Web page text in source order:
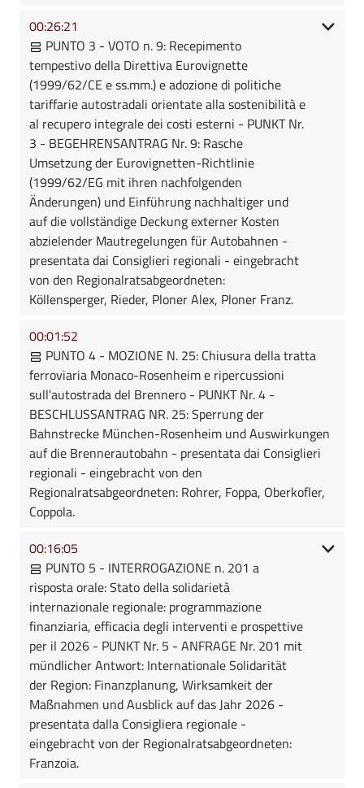
00:26:21
PUNTO 3 - VOTO n. 9: Recepimento
tempestivo della Direttiva Eurovignette
(1999/62/CE e ss.mm.) e adozione di politiche
tariffarie autostradali orientate alla sostenibilità e
al recupero integrale dei costi esterni - PUNKT Nr.
3 - BEGEHRENSANTRAG Nr. 9: Rasche
Umsetzung der Eurovignetten-Richtlinie
(1999/62/EG mit ihren nachfolgenden
Änderungen) und Einführung nachhaltiger und
auf die vollständige Deckung externer Kosten
abzielender Mautregelungen für Autobahnen -
presentata dai Consiglieri regionali - eingebracht
von den Regionalratsabgeordneten:
Köllensperger, Rieder, Ploner Alex, Ploner Franz.
00:01:52
PUNTO 4 - MOZIONE N. 25: Chiusura della tratta
ferroviaria Monaco-Rosenheim e ripercussioni
sull'autostrada del Brennero - PUNKT Nr. 4 -
BESCHLUSSANTRAG NR. 25: Sperrung der
Bahnstrecke München-Rosenheim und Auswirkungen
auf die Brennerautobahn - presentata dai Consiglieri
regionali - eingebracht von den
Regionalratsabgeordneten: Rohrer, Foppa, Oberkofler,
Coppola.
00:16:05
PUNTO 5 - INTERROGAZIONE n. 201 a
risposta orale: Stato della solidarietà
internazionale regionale: programmazione
finanziaria, efficacia degli interventi e prospettive
per il 2026 - PUNKT Nr. 5 - ANFRAGE Nr. 201 mit
mündlicher Antwort: Internationale Solidarität
der Region: Finanzplanung, Wirksamkeit der
Maßnahmen und Ausblick auf das Jahr 2026 -
presentata dalla Consigliera regionale -
eingebracht von der Regionalratsabgeordneten:
Franzoia.